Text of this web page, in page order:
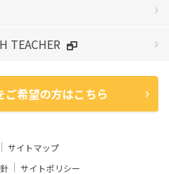
TEACHER
ご希望の方はこちら
サイトマップ
サイトポリシー